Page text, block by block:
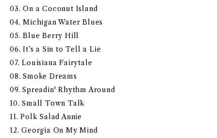
03. On a Coconut Island
04. Michigan Water Blues
05. Blue Berry Hill
06. It’s a Sin to Tell a Lie
07. Louisiana Fairytale
08. Smoke Dreams
09. Spreadin' Rhythm Around
10. Small Town Talk
11. Polk Salad Annie
12. Georgia On My Mind